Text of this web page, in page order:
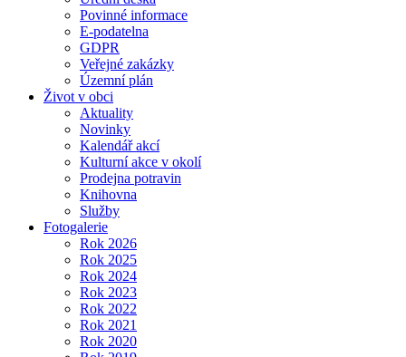
Povinné informace
E-podatelna
GDPR
Veřejné zakázky
Územní plán
Život v obci
Aktuality
Novinky
Kalendář akcí
Kulturní akce v okolí
Prodejna potravin
Knihovna
Služby
Fotogalerie
Rok 2026
Rok 2025
Rok 2024
Rok 2023
Rok 2022
Rok 2021
Rok 2020